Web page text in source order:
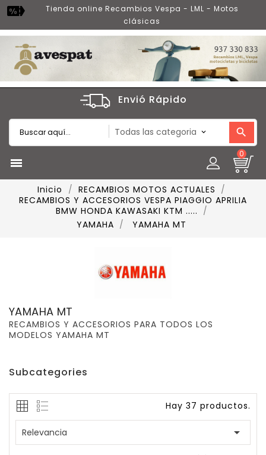
Tienda online Recambios Vespa - LML - Motos
clásicas
Envió Rápido

0
Inicio
RECAMBIOS MOTOS ACTUALES
RECAMBIOS Y ACCESORIOS VESPA PIAGGIO APRILIA
BMW HONDA KAWASAKI KTM .....
YAMAHA
YAMAHA MT
YAMAHA MT
RECAMBIOS Y ACCESORIOS PARA TODOS LOS
MODELOS YAMAHA MT
Subcategories
Hay 37 productos.
Relevancia 